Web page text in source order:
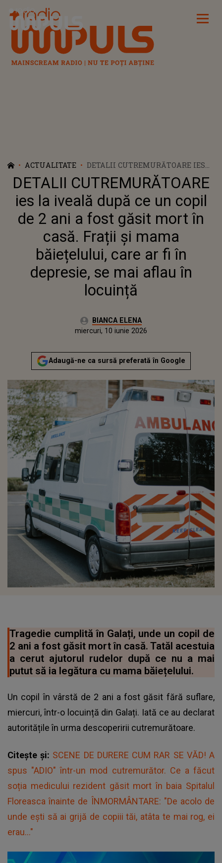
Radio Impuls
ACTUALITATE
DETALII CUTREMURĂTOARE IES
LA IVEALĂ DUPĂ CE UN COPIL DE
2 ANI A FOST GĂSIT MORT ÎN
CASĂ. FRAȚII ȘI MAMA
BĂIEȚELULUI, CARE AR FI ÎN
DEPRESIE, SE MAI AFLAU ÎN
LOCUINȚĂ
DETALII CUTREMURĂTOARE
ies la iveală după ce un copil
de 2 ani a fost găsit mort în
casă. Frații și mama
băiețelului, care ar fi în
depresie, se mai aflau în
locuință
Autor:BIANCA ELENA
miercuri, 10 iunie 2026Actualizat:
miercuri, 10 iunie 2026
Adaugă-ne ca sursă preferată în Google
Tragedie cumplită în Galați, unde un copil de
2 ani a fost găsit mort în casă. Tatăl acestuia
a cerut ajutorul rudelor după ce nu a mai
putut să ia legătura cu mama băiețelului.
Un copil în vârstă de 2 ani a fost găsit fără suflare,
miercuri, într-o locuință din Galați. Iată ce au declarat
autoritățile în urma descoperirii cutremurătoare.
Citește și: SCENE DE DURERE CUM RAR SE VĂD! A
spus "ADIO" într-un mod cutremurător. Ce a făcut
soția medicului rezident găsit mort în baia Spitalul
Floreasca înainte de ÎNMORMÂNTARE: "De acolo de
unde ești să ai grijă de copiii tăi, atâta te mai rog, ei
erau..."